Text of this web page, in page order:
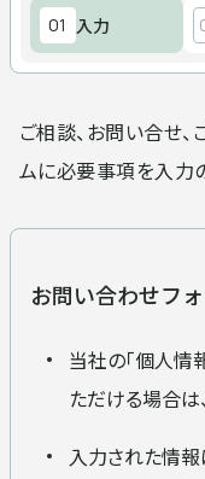
建設
事例紹介
企業情報
お知らせ
01 入力
ご相談、お問い合せ
ムに必要事項を入力
お問い合わせフ
当社の「個人情
ただける場合は
入力された情報